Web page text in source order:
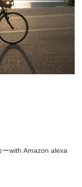
ーwith Amazon alexa